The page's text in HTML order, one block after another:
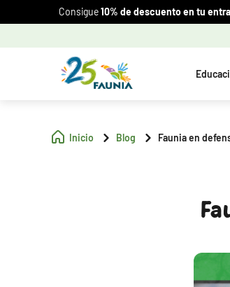
Consigue10% de descuento en tu
Inicio Blog Faunia en